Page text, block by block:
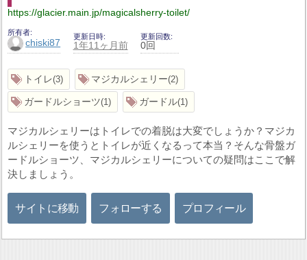
https://glacier.main.jp/magicalsherry-toilet/
所有者
chiski87
更新日時
1年11ヶ月前
更新回数
0回
トイレ 3 マジカルシェリー 2
ガードルショーツ 1 ガードル 1
マジカルシェリーはトイレでの着脱は大変でしょうか？マジカ
ルシェリーを使うとトイレが近くなるって本当？そんな骨盤ガ
ードルショーツ、マジカルシェリーについての疑問はここで解
決しましょう。
サイトに移動 フォローする プロフィール